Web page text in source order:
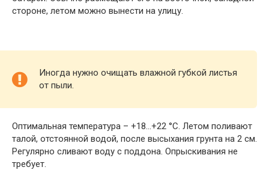
стороне, летом можно вынести на улицу.
Иногда нужно очищать влажной губкой листья
от пыли.
Оптимальная температура – +18…+22 °C. Летом поливают
талой, отстоянной водой, после высыхания грунта на 2 см.
Регулярно сливают воду с поддона. Опрыскивания не
требует.